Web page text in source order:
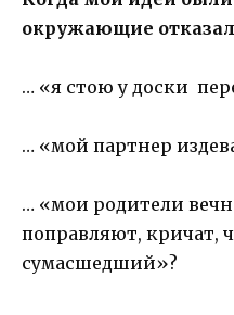
окружающие
… «я стою у доски
… «мой партнер
… «мои родители
поправляют, кричат,
сумасшедший»?